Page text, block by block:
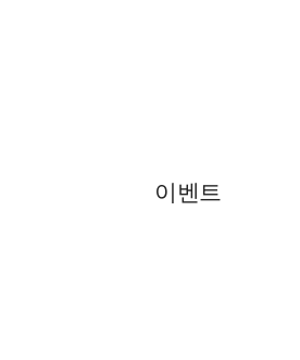
이벤트